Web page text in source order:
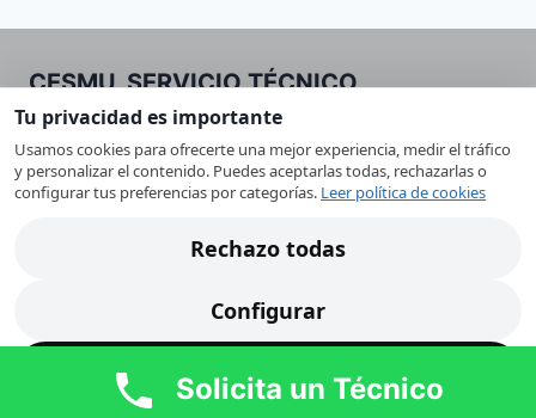
CESMU. SERVICIO TÉCNICO
Servicio técnico de electrodomésticos en Murcia,
especializado en la reparación de lavadoras,
lavavajillas, frigoríficos, hornos y secadoras.
soluciones profesionales con garantía.
Atendemos Murcia capital y toda la región con
servicio cercano, eficaz y transparente.
Tu privacidad es importante
Usamos cookies para ofrecerte una mejor experiencia, medir el tráfico
y personalizar el contenido. Puedes aceptarlas todas, rechazarlas o
configurar tus preferencias por categorías. Leer política de cookies
Rechazo todas
Configurar
Acepto todas
Solicita un Técnico